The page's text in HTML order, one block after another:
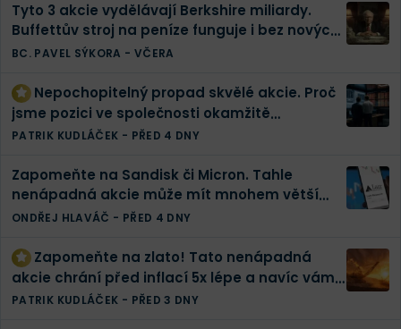
Tyto 3 akcie vydělávají Berkshire miliardy.
Buffettův stroj na peníze funguje i bez nových
investic
BC. PAVEL SÝKORA - VČERA
Nepochopitelný propad skvělé akcie. Proč
jsme pozici ve společnosti okamžitě
zdvojnásobili | Finex akciové portfolio
PATRIK KUDLÁČEK - PŘED 4 DNY
Zapomeňte na Sandisk či Micron. Tahle
nenápadná akcie může mít mnohem větší
potenciál
ONDŘEJ HLAVÁČ - PŘED 4 DNY
Zapomeňte na zlato! Tato nenápadná
akcie chrání před inflací 5x lépe a navíc vám
vyplatí tučnou dividendu
PATRIK KUDLÁČEK - PŘED 3 DNY